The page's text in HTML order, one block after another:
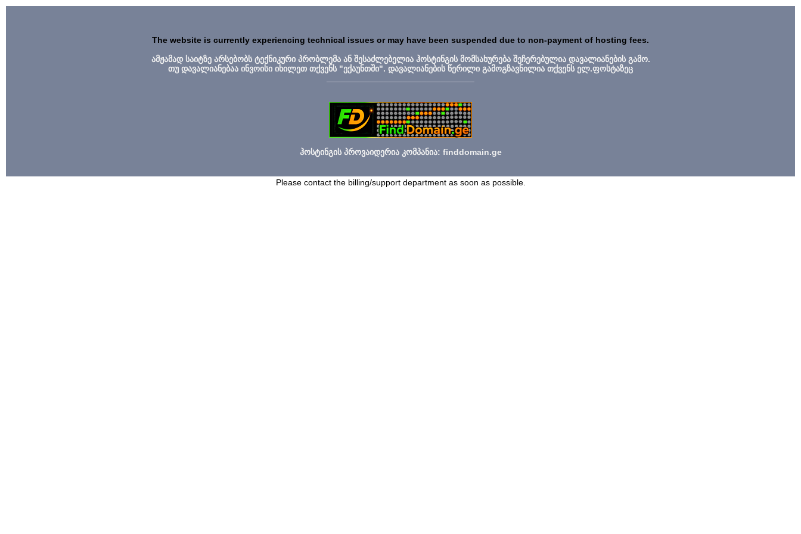
The website is currently experiencing technical issues or may have been suspended due to non-payment of hosting fees.
ამჟამად საიტზე არსებობს ტექნიკური პრობლემა ან შესაძლებელია ჰოსტინგის მომსახურება შეჩერებულია დავალიანების გამო.
თუ დავალიანებაა ინვოისი იხილეთ თქვენს "ექაუნთში". დავალიანების წერილი გამოგზავნილია თქვენს ელ.ფოსტაზეც
ჰოსტინგის პროვაიდერია კომპანია: finddomain.ge
Please contact the billing/support department as soon as possible.